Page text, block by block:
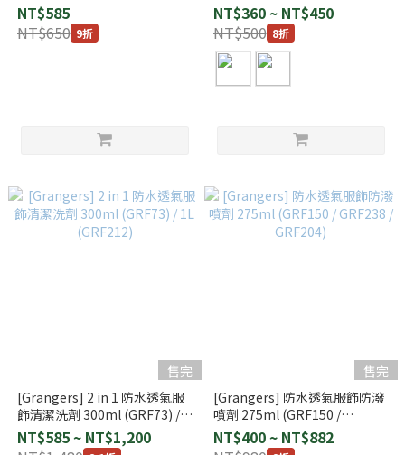
NT$585
NT$650 9折
NT$360 ~ NT$450
NT$500 8折
售完
[Grangers] 2 in 1 防水透氣服
飾清潔洗劑 300ml (GRF73) /
1L (GRF212)
NT$585 ~ NT$1,200
售完
[Grangers] 防水透氣服飾防潑
噴劑 275ml (GRF150 /
GRF238 / GRF204)
NT$400 ~ NT$882